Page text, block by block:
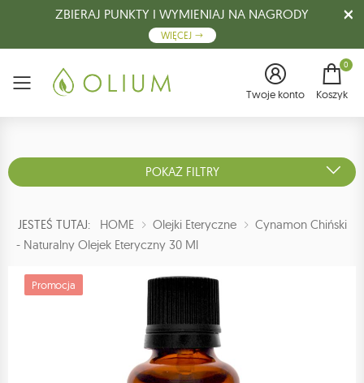
ZBIERAJ PUNKTY I WYMIENIAJ NA NAGRODY
WIĘCEJ
Menu Twoje konto
0
Koszyk
POKAŻ FILTRY
JESTEŚ TUTAJ: HOME Olejki Eteryczne
Cynamon Chiński
- Naturalny Olejek Eteryczny 30 Ml
Promocja